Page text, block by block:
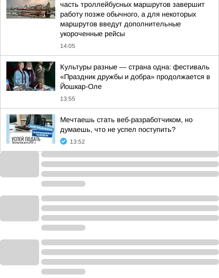
часть троллейбусных маршрутов завершит
работу позже обычного, а для некоторых
маршрутов введут дополнительные
укороченные рейсы
14:05
Культуры разные — страна одна: фестиваль
«Праздник дружбы и добра» продолжается в
Йошкар-Оле
13:55
Мечтаешь стать веб-разработчиком, но
думаешь, что не успел поступить?
13:52